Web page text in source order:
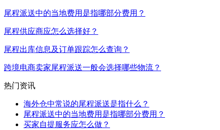
尾程派送中的当地费用是指哪部分费用？
尾程供应商应怎么选择好？
尾程出库信息及订单跟踪怎么查询？
跨境电商卖家尾程派送一般会选择哪些物流？
热门资讯
海外仓中常说的尾程派送是指什么？
尾程派送中的当地费用是指哪部分费用？
买家自提服务应怎么做？